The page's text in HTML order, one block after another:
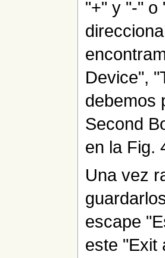
"+" y "-" o
Device",
debemos
Second
en la Fig.
Una vez
escape
este "Exit